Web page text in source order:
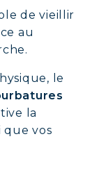
de vieillir
au
le
la
que vos